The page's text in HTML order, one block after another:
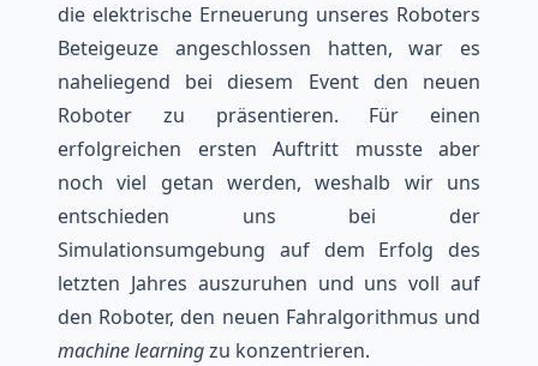
die elektrische Erneuerung unseres Roboters
Beteigeuze angeschlossen hatten, war es
naheliegend bei diesem Event den neuen
Roboter zu präsentieren. Für einen
erfolgreichen ersten Auftritt musste aber
noch viel getan werden, weshalb wir uns
entschieden uns bei der
Simulationsumgebung auf dem Erfolg des
letzten Jahres auszuruhen und uns voll auf
den Roboter, den neuen Fahralgorithmus und
machine learningzu konzentrieren.